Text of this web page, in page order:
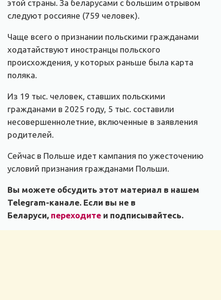
этой страны. За беларусами с большим отрывом
следуют россияне (759 человек).
Чаще всего о признании польскими гражданами
ходатайствуют иностранцы польского
происхождения, у которых раньше была карта
поляка.
Из 19 тыс. человек, ставших польскими
гражданами в 2025 году, 5 тыс. составили
несовершеннолетние, включенные в заявления
родителей.
Сейчас в Польше идет кампания по ужесточению
условий признания гражданами Польши.
Вы можете обсудить этот материал в нашем
Telegram-канале. Если вы не в
Беларуси, переходите и подписывайтесь.